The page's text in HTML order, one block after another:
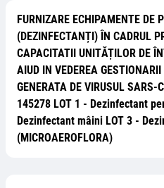
FURNIZARE ECHIPAMENTE DE
(DEZINFECTANȚI) ÎN CADRUL
CAPACITATII UNITĂȚILOR DE
AIUD IN VEDEREA
GENERATA DE VIRUSUL SARS-
145278 LOT 1 - Dezinfectant
Dezinfectant mâini LOT 3 -
(MICROAEROFLORA)